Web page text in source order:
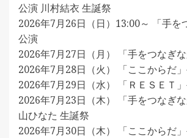
公演 川村結衣 生誕祭
2026年7月26日（日）13:00～ 「手を
公演
2026年7月27日（月） 「手をつなぎ
2026年7月28日（火） 「ここからだ
2026年7月29日（水） 「ＲＥＳＥＴ
2026年7月23日（木） 「手をつなぎ
山ひなた 生誕祭
2026年7月30日（木） 「ここからだ